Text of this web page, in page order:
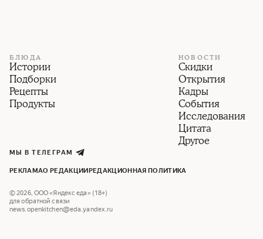
БЛЮДА
Истории
Подборки
Рецепты
Продукты
НОВОСТИ
Скидки
Открытия
Кадры
События
Исследования
Цитата
Другое
МЫ В ТЕЛЕГРАМ
РЕКЛАМАО РЕДАКЦИИ РЕДАКЦИОННАЯ ПОЛИТИКА
©2026, ООО «Яндекс еда» (18+)
для обратной связи
news.openkitchen@eda.yandex.ru